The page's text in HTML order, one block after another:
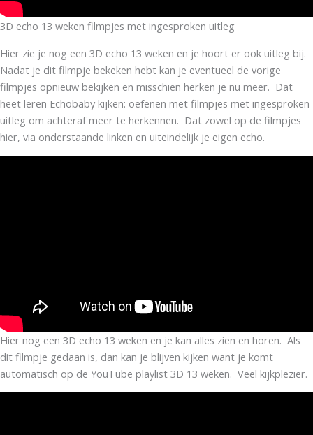
3D echo 13 weken filmpjes met ingesproken uitleg
Hier zie je nog een 3D echo 13 weken en je hoort er ook uitleg bij.
Nadat je dit filmpje bekeken hebt kan je eventueel de vorige
filmpjes opnieuw bekijken en misschien herken je nu meer. Dat
heet leren Echobaby kijken: oefenen met filmpjes met ingesproken
uitleg om achteraf meer te herkennen. Dat zowel op de filmpjes
hier, via onderstaande linken en uiteindelijk je eigen echo.
Hier nog een 3D echo 13 weken en je kan alles zien en horen. Als
dit filmpje gedaan is, dan kan je blijven kijken want je komt
automatisch op de YouTube playlist 3D 13 weken. Veel kijkplezier.